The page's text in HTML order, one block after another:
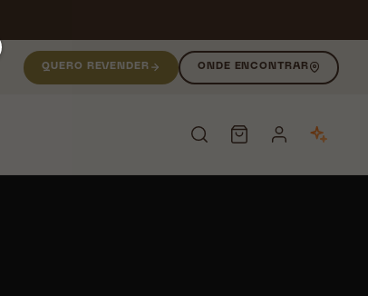
QUERO REVENDER ONDE ENCONTRAR